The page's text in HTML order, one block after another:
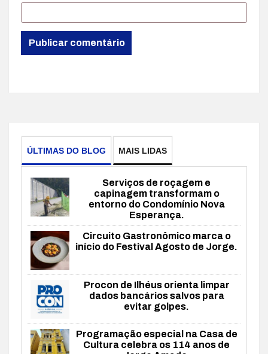
ÚLTIMAS DO BLOG MAIS LIDAS
Serviços de roçagem e
capinagem transformam o
entorno do Condomínio Nova
Esperança.
Circuito Gastronômico marca o
início do Festival Agosto de Jorge.
Procon de Ilhéus orienta limpar
dados bancários salvos para
evitar golpes.
Programação especial na Casa de
Cultura celebra os 114 anos de